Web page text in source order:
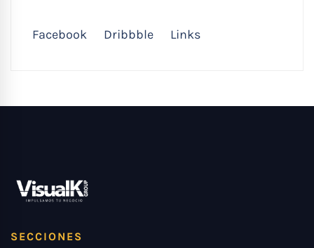
Facebook Dribbble Links
SECCIONES